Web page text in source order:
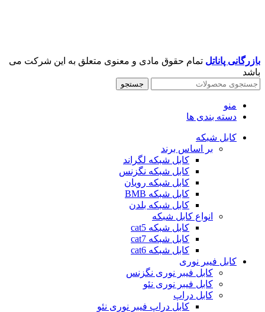
بازرگانی پاناتل تمام حقوق مادی و معنوی متعلق به این شرکت می
باشد
جستجو
منو
دسته بندی ها
کابل شبکه
بر اساس برند
کابل شبکه لگراند
کابل شبکه نگزنس
کابل شبکه رویان
کابل شبکه ‌BMB
کابل شبکه بلدن
انواع کابل شبکه
کابل شبکه cat5
کابل شبکه cat7
کابل شبکه cat6
کابل فیبر نوری
کابل فیبر نوری نگزنس
کابل فیبر نوری نئو
کابل دراپ
کابل دراپ فیبر نوری نئو